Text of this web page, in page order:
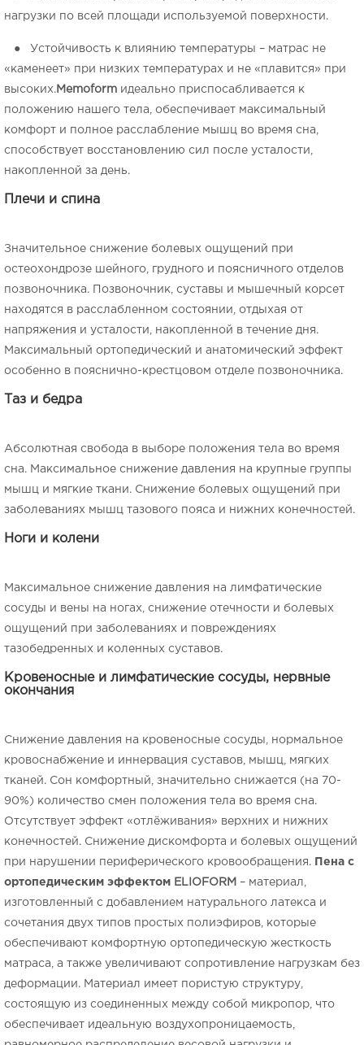
нагрузки по всей площади используемой поверхности.
● Устойчивость к влиянию температуры – матрас не
«каменеет» при низких температурах и не «плавится» при
высоких. Memoform идеально приспосабливается к
положению нашего тела, обеспечивает максимальный
комфорт и полное расслабление мышц во время сна,
способствует восстановлению сил после усталости,
накопленной за день.
Плечи и спина
Значительное снижение болевых ощущений при
остеохондрозе шейного, грудного и поясничного отделов
позвоночника. Позвоночник, суставы и мышечный корсет
находятся в расслабленном состоянии, отдыхая от
напряжения и усталости, накопленной в течение дня.
Максимальный ортопедический и анатомический эффект
особенно в пояснично-крестцовом отделе позвоночника.
Таз и бедра
Абсолютная свобода в выборе положения тела во время
сна. Максимальное снижение давления на крупные группы
мышц и мягкие ткани. Снижение болевых ощущений при
заболеваниях мышц тазового пояса и нижних конечностей.
Ноги и колени
Максимальное снижение давления на лимфатические
сосуды и вены на ногах, снижение отечности и болевых
ощущений при заболеваниях и повреждениях
тазобедренных и коленных суставов.
Кровеносные и лимфатические сосуды, нервные
окончания
Снижение давления на кровеносные сосуды, нормальное
кровоснабжение и иннервация суставов, мышц, мягких
тканей. Сон комфортный, значительно снижается (на 70-
90%) количество смен положения тела во время сна.
Отсутствует эффект «отлёживания» верхних и нижних
конечностей. Снижение дискомфорта и болевых ощущений
при нарушении периферического кровообращения. Пена с
ортопедическим эффектом ELIOFORM – материал,
изготовленный с добавлением натурального латекса и
сочетания двух типов простых полиэфиров, которые
обеспечивают комфортную ортопедическую жесткость
матраса, а также увеличивают сопротивление нагрузкам без
деформации. Материал имеет пористую структуру,
состоящую из соединенных между собой микропор, что
обеспечивает идеальную воздухопроницаемость,